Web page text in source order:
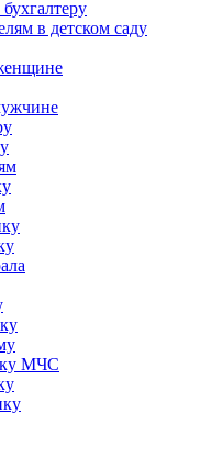
в детском саду
МЧС